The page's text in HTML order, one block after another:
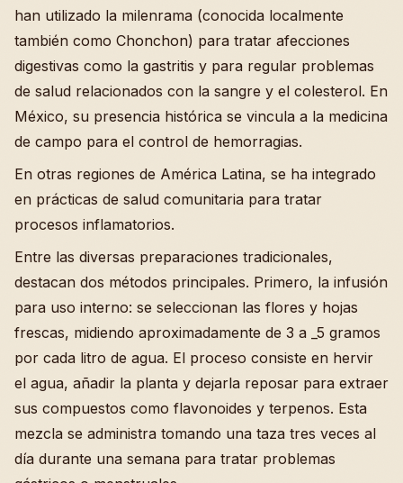
han utilizado la milenrama (conocida localmente
también como Chonchon) para tratar afecciones
digestivas como la gastritis y para regular problemas
de salud relacionados con la sangre y el colesterol. En
México, su presencia histórica se vincula a la medicina
de campo para el control de hemorragias.
En otras regiones de América Latina, se ha integrado
en prácticas de salud comunitaria para tratar
procesos inflamatorios.
Entre las diversas preparaciones tradicionales,
destacan dos métodos principales. Primero, la infusión
para uso interno: se seleccionan las flores y hojas
frescas, midiendo aproximadamente de 3 a _5 gramos
por cada litro de agua. El proceso consiste en hervir
el agua, añadir la planta y dejarla reposar para extraer
sus compuestos como flavonoides y terpenos. Esta
mezcla se administra tomando una taza tres veces al
día durante una semana para tratar problemas